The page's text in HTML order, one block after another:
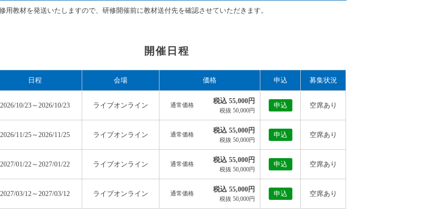
用教材を発送いたしますので、研修開催前に教材送付先を確認させていただきます。
開催日程
日程 会場 価格 申込 募集状況
2026/10/23～2026/10/23 ライブオンライン 通常価格
税込 55,000円
税抜 50,000円
申込 空席あり
2026/11/25～2026/11/25 ライブオンライン 通常価格
税込 55,000円
税抜 50,000円
申込 空席あり
2027/01/22～2027/01/22 ライブオンライン 通常価格
税込 55,000円
税抜 50,000円
申込 空席あり
2027/03/12～2027/03/12 ライブオンライン 通常価格
税込 55,000円
税抜 50,000円
申込 空席あり